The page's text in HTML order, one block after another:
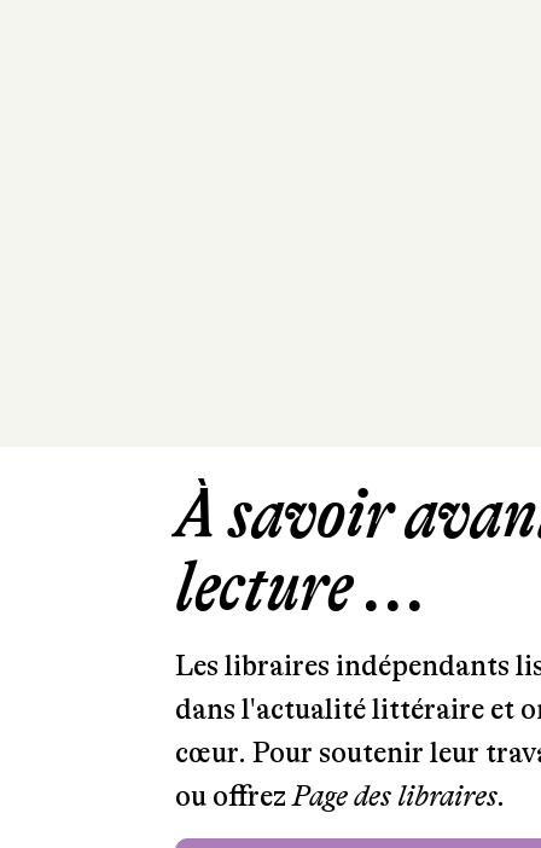
À savoir
lecture ...
Les libraires indépendants
dans l'actualité littéraire et
cœur. Pour soutenir leur
ou offrezPage des libraires.